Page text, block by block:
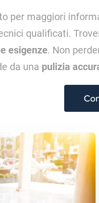
per maggiori
qualificati.
esigenze. Non
da una pulizia